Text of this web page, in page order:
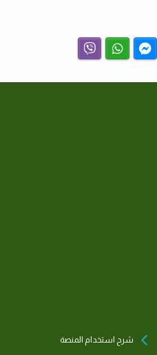
شرح استخدام المنصة